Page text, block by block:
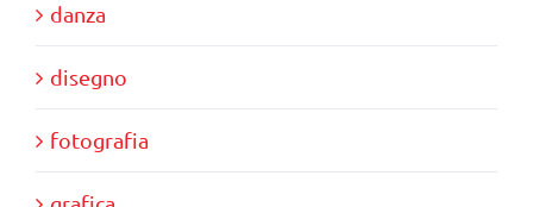
danza
disegno
fotografia